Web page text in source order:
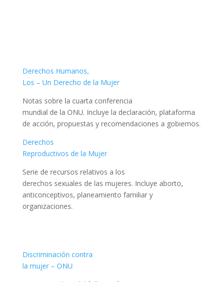
Derechos Humanos,
Los – Un Derecho de la Mujer
Notas sobre la cuarta conferencia
mundial de la ONU. Incluye la declaración, plataforma
de acción, propuestas y recomendaciones a gobiernos.
Derechos
Reproductivos de la Mujer
Serie de recursos relativos a los
derechos sexuales de las mujeres. Incluye aborto,
anticonceptivos, planeamiento familiar y
organizaciones.
Discriminación contra
la mujer – ONU